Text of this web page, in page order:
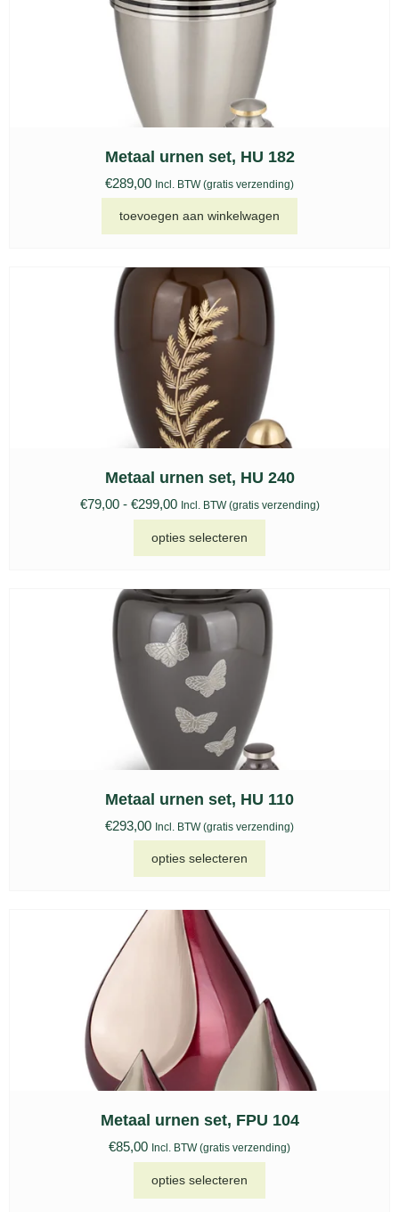
Metaal urnen set, HU 182
€289,00 Incl. BTW (gratis verzending)
toevoegen aan winkelwagen
Metaal urnen set, HU 240
€79,00 - €299,00 Incl. BTW (gratis verzending)
opties selecteren
Metaal urnen set, HU 110
€293,00 Incl. BTW (gratis verzending)
opties selecteren
Metaal urnen set, FPU 104
€85,00 Incl. BTW (gratis verzending)
opties selecteren